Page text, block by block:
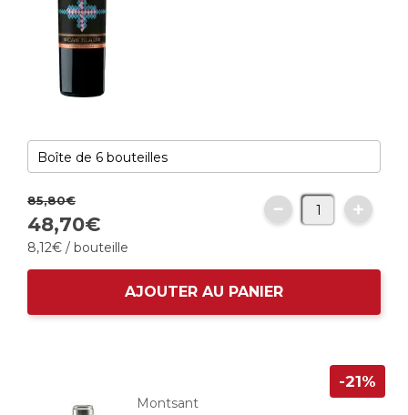
85,80€
48,70€
8,12€ / bouteille
AJOUTER AU PANIER
Montsant
-21%